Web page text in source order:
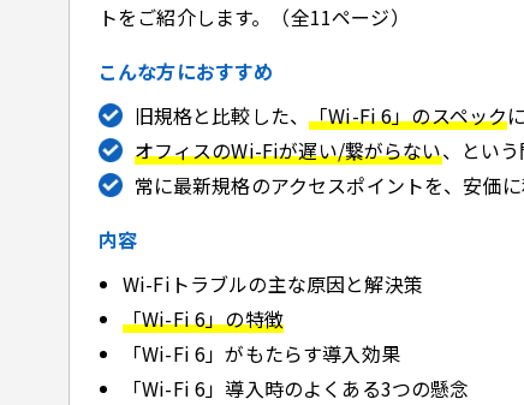
トをご紹介します。（全11ページ）
こんな方におすすめ
旧規格と比較した、「Wi-Fi 6」のスペック
オフィスのWi-Fiが遅い/繋がらない、という
常に最新規格のアクセスポイントを、安価に
内容
Wi-Fiトラブルの主な原因と解決策
「Wi-Fi 6」の特徴
「Wi-Fi 6」がもたらす導入効果
「Wi-Fi 6」導入時のよくある3つの懸念